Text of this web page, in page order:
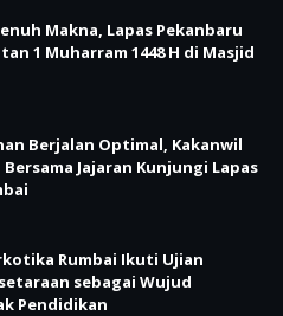
Makna, Lapas Pekanbaru
1 Muharram 1448 H di Masjid
Berjalan Optimal, Kakanwil
Jajaran Kunjungi Lapas
Rumbai Ikuti Ujian
sebagai Wujud
Pendidikan